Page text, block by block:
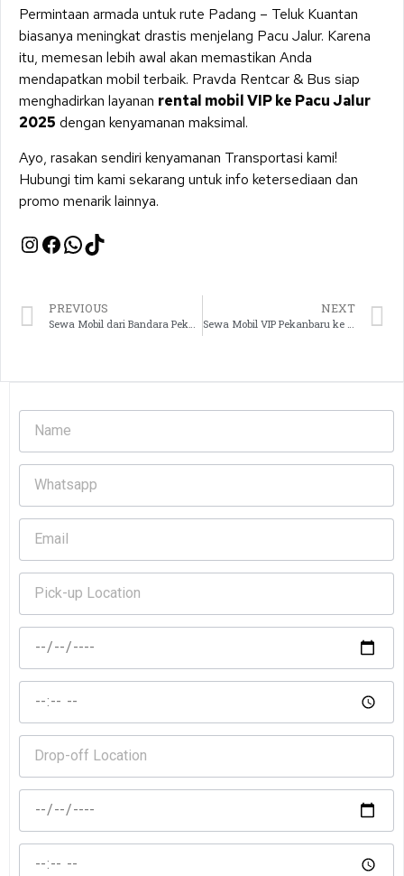
Permintaan armada untuk rute Padang – Teluk Kuantan
biasanya meningkat drastis menjelang Pacu Jalur. Karena
itu, memesan lebih awal akan memastikan Anda
mendapatkan mobil terbaik. Pravda Rentcar & Bus siap
menghadirkan layanan rental mobil VIP ke Pacu Jalur
2025 dengan kenyamanan maksimal.
Ayo, rasakan sendiri kenyamanan Transportasi kami!
Hubungi tim kami sekarang untuk info ketersediaan dan
promo menarik lainnya.
PREVIOUS NEXT